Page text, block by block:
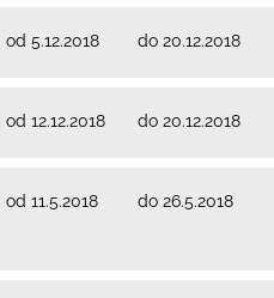
od 5.12.2018 do 20.12.2018
od 12.12.2018 do 20.12.2018
od 11.5.2018 do 26.5.2018